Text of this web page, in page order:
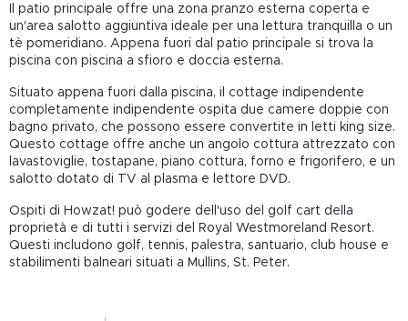
Il patio principale offre una zona pranzo esterna coperta e
un'area salotto aggiuntiva ideale per una lettura tranquilla o un
tè pomeridiano. Appena fuori dal patio principale si trova la
piscina con piscina a sfioro e doccia esterna.
Situato appena fuori dalla piscina, il cottage indipendente
completamente indipendente ospita due camere doppie con
bagno privato, che possono essere convertite in letti king size.
Questo cottage offre anche un angolo cottura attrezzato con
lavastoviglie, tostapane, piano cottura, forno e frigorifero, e un
salotto dotato di TV al plasma e lettore DVD.
Ospiti di Howzat! può godere dell'uso del golf cart della
proprietà e di tutti i servizi del Royal Westmoreland Resort.
Questi includono golf, tennis, palestra, santuario, club house e
stabilimenti balneari situati a Mullins, St. Peter.